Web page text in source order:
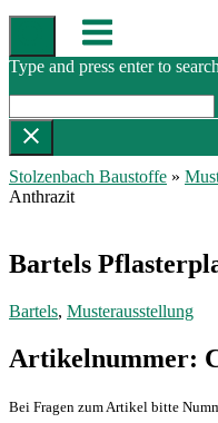
Skip
content
Menu
Type and press enter to search
Stolzenbach Baustoffe »
Anthrazit
Bartels
Bartels, Musterausstellung
Artikelnummer:
Bei Fragen zum Artikel bitte